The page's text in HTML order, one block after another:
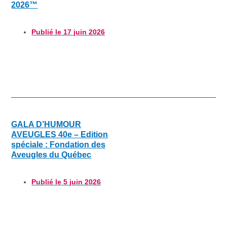
2026™
Publié le 17 juin 2026
GALA D’HUMOUR
AVEUGLES 40e – Edition
spéciale : Fondation des
Aveugles du Québec
Publié le 5 juin 2026